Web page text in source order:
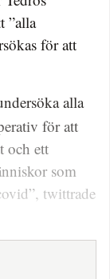
”alla
för att
alla
för att
och ett
som
twittrade